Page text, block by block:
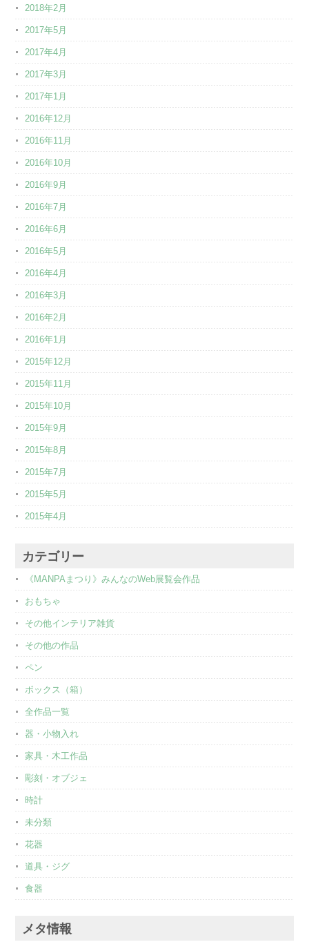
2018年2月
2017年5月
2017年4月
2017年3月
2017年1月
2016年12月
2016年11月
2016年10月
2016年9月
2016年7月
2016年6月
2016年5月
2016年4月
2016年3月
2016年2月
2016年1月
2015年12月
2015年11月
2015年10月
2015年9月
2015年8月
2015年7月
2015年5月
2015年4月
カテゴリー
《MANPAまつり》みんなのWeb展覧会作品
おもちゃ
その他インテリア雑貨
その他の作品
ペン
ボックス（箱）
全作品一覧
器・小物入れ
家具・木工作品
彫刻・オブジェ
時計
未分類
花器
道具・ジグ
食器
メタ情報